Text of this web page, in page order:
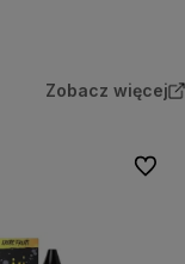
Zobacz więcej
Do